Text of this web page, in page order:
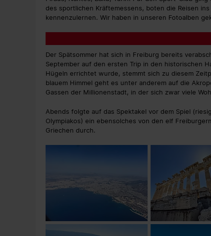
des sportlichen Kräftemessens, boten die Reisen
kennenzulernen. Wir haben in unseren Fotoalben
Der Spätsommer hat sich in Freiburg bereits
September auf den ersten Trip in den historischen
Hügeln errichtet wurde, stemmt sich zu diesem
blauem Himmel geht es unter anderem auf die
Gassen der Millionenstadt, in der sich zwar viele
Abends folgte auf das Spektakel vor dem Spiel
Olympiakos) ein ebensolches von den elf
Griechen durch.